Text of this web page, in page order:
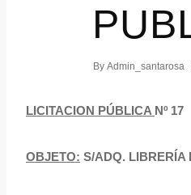
By Admin_santarosa
LICITACION PÚBLICA Nº 17
OBJETO: S/ADQ. LIBRERÍA